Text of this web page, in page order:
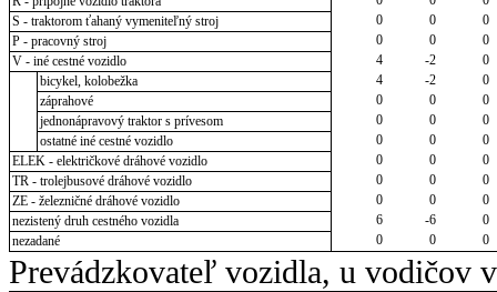
S - traktorom ťahaný vymeniteľný stroj
0 0
0
P - pracovný stroj
0 0
0
V - iné cestné vozidlo
4 -2
0
bicykel, kolobežka
4 -2
0
záprahové
0 0
0
jednonápravový traktor s prívesom
0 0
0
ostatné iné cestné vozidlo
0 0
0
ELEK - električkové dráhové vozidlo
0 0
0
TR - trolejbusové dráhové vozidlo
0 0
0
ZE - železničné dráhové vozidlo
0 0
0
nezistený druh cestného vozidla
6 -6
0
nezadané
0 0 0
Prevádzkovateľ vozidla, u vodičov